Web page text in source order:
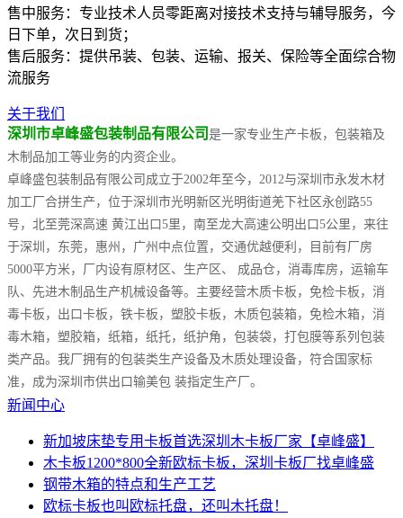
售中服务：专业技术人员零距离对接技术支持与辅导服务，今
日下单，次日到货；
售后服务：提供吊装、包装、运输、报关、保险等全面综合物
流服务
关于我们
深圳市卓峰盛包装制品有限公司 是一家专业生产卡板，包装箱及
木制品加工等业务的内资企业。
卓峰盛包装制品有限公司成立于2002年至今，2012与深圳市永发木材
加工厂合拼生产，位于深圳市光明新区光明街道羌下社区永创路55
号，北至莞深高速 黄江出口5里，南至龙大高速公明出口5公里，来往
于深圳，东莞，惠州，广州中点位置，交通优越便利，目前有厂房
5000平方米，厂内设有原材区、生产区、 成品仓，消毒库房，运输车
队、先进木制品生产机械设备等。主要经营木质卡板，免检卡板，消
毒卡板，出口卡板，铁卡板，塑胶卡板，木质包装箱，免检木箱，消
毒木箱，塑胶箱，纸箱，纸托，纸护角，包装袋，打包膜等系列包装
类产品。我厂拥有的包装类生产设备及木质处理设备，符合国家标
准，成为深圳市供出口输美包 装指定生产厂。
新闻中心
新加坡床垫专用卡板首选深圳木卡板厂家【卓峰盛】
木卡板1200*800全新欧标卡板，深圳卡板厂找卓峰盛
钢带木箱的特点和生产工艺
欧标卡板也叫欧标托盘，还叫木托盘！